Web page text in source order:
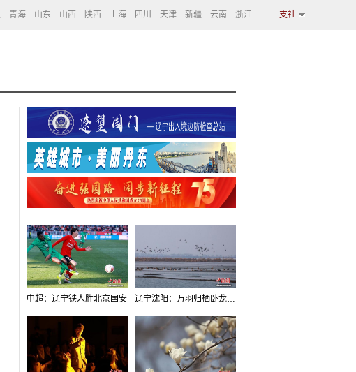
青海 山东 山西 陕西 上海 四川 天津 新疆 云南 浙江 支社
中超：辽宁铁人胜北京国安 辽宁沈阳：万羽归栖卧龙湖看群鸟齐飞